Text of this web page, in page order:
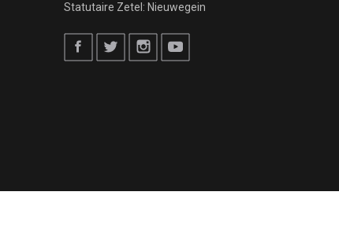
Statutaire Zetel: Nieuwegein